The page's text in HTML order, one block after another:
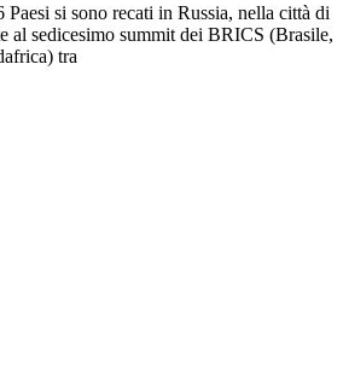
Paesi si sono recati in Russia, nella città di
al sedicesimo summit dei BRICS (Brasile,
tra